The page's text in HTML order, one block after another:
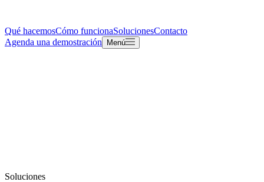
Qué hacemosCómo funcionaSolucionesContacto
Agenda una demostración
Menú
Soluciones